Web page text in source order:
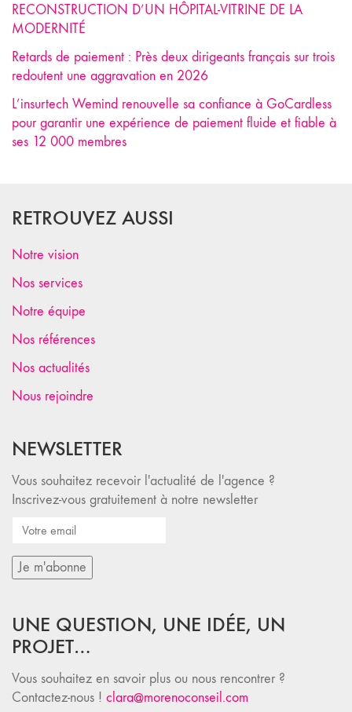
RECONSTRUCTION D’UN HÔPITAL-VITRINE DE LA
MODERNITÉ
Retards de paiement : Près deux dirigeants français sur trois
redoutent une aggravation en 2026
L’insurtech Wemind renouvelle sa confiance à GoCardless
pour garantir une expérience de paiement fluide et fiable à
ses 12 000 membres
RETROUVEZ AUSSI
Notre vision
Nos services
Notre équipe
Nos références
Nos actualités
Nous rejoindre
NEWSLETTER
Vous souhaitez recevoir l'actualité de l'agence ?
Inscrivez-vous gratuitement à notre newsletter
UNE QUESTION, UNE IDÉE, UN
PROJET…
Vous souhaitez en savoir plus ou nous rencontrer ?
Contactez-nous ! clara@morenoconseil.com